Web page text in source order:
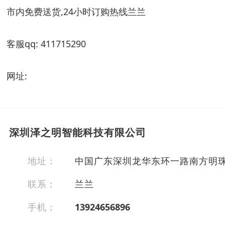
市内免费送货,24小时订购热线兰兰
客服qq: 411715290
网址:
深圳泽之明智能科技有限公司
地址：
中国广东深圳龙华东环一路南方明
联系：
兰兰
手机：
13924656896